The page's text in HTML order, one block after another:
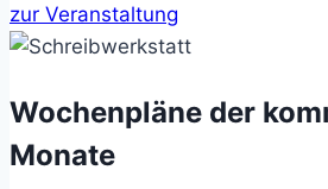
zur Veranstaltung
Wochenpläne der
Monate